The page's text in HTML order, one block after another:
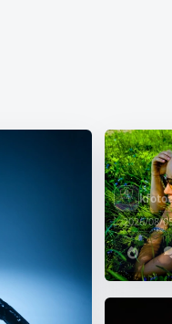
2026/08/